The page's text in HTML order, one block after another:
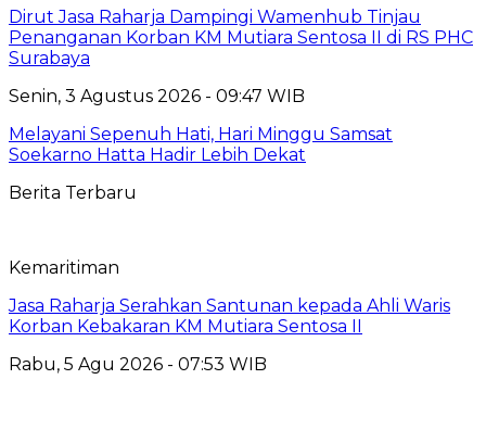
Dirut Jasa Raharja Dampingi Wamenhub Tinjau
Penanganan Korban KM Mutiara Sentosa II di RS PHC
Surabaya
Senin, 3 Agustus 2026 - 09:47 WIB
Melayani Sepenuh Hati, Hari Minggu Samsat
Soekarno Hatta Hadir Lebih Dekat
Berita Terbaru
Kemaritiman
Jasa Raharja Serahkan Santunan kepada Ahli Waris
Korban Kebakaran KM Mutiara Sentosa II
Rabu, 5 Agu 2026 - 07:53 WIB